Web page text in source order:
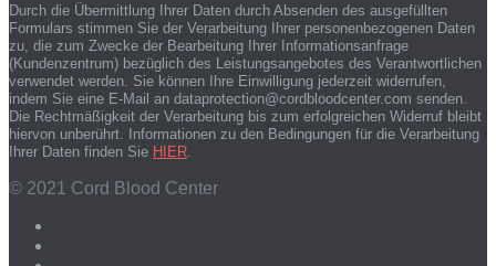
Durch die Übermittlung Ihrer Daten durch Absenden des ausgefüllten
Formulars stimmen Sie der Verarbeitung Ihrer personenbezogenen Daten
zu, die zum Zwecke der Bearbeitung Ihrer Informationsanfrage
(Kundenzentrum) bezüglich des Leistungsangebotes des Verantwortlichen
verwendet werden. Sie können Ihre Einwilligung jederzeit widerrufen,
indem Sie eine E-Mail an dataprotection@cordbloodcenter.com senden.
Die Rechtmäßigkeit der Verarbeitung bis zum erfolgreichen Widerruf bleibt
hiervon unberührt. Informationen zu den Bedingungen für die Verarbeitung
Ihrer Daten finden Sie HIER
© 2021 Cord Blood Center